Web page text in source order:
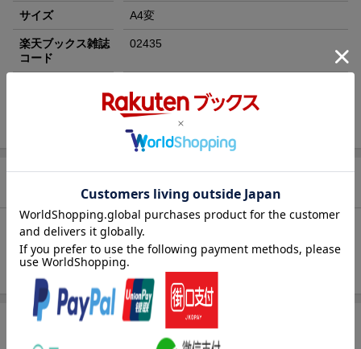
サイズ A4変
楽天ブックス雑誌
コード
02435
この雑誌の他の号を見る
内容紹介
全てのエンスージャスト達へ